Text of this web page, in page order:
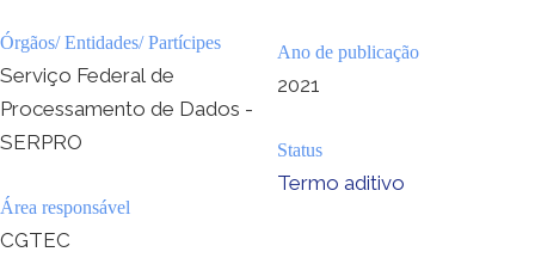
Órgãos/ Entidades/ Partícipes
Serviço Federal de
Processamento de Dados -
SERPRO
Área responsável
CGTEC
Ano de publicação
2021
Status
Termo aditivo